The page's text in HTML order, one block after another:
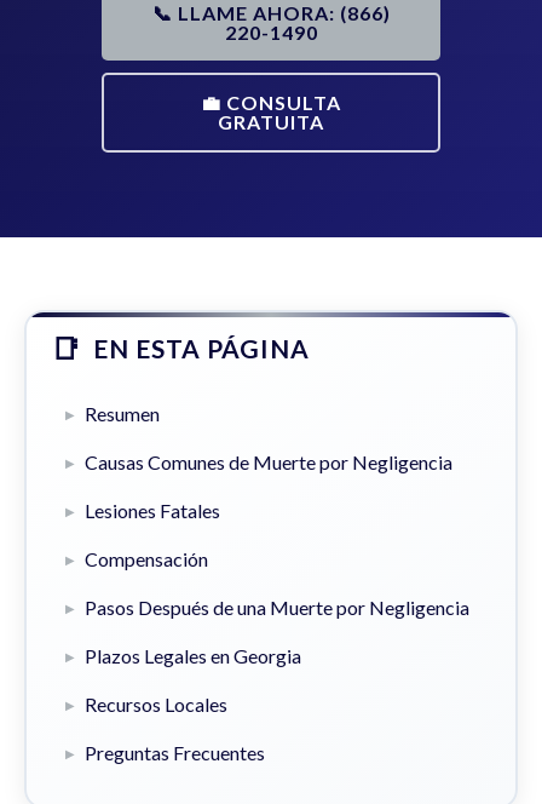
📞 LLAME AHORA: (866)
220-1490
💼 CONSULTA
GRATUITA
EN ESTA PÁGINA
Resumen
Causas Comunes de Muerte por Negligencia
Lesiones Fatales
Compensación
Pasos Después de una Muerte por Negligencia
Plazos Legales en Georgia
Recursos Locales
Preguntas Frecuentes